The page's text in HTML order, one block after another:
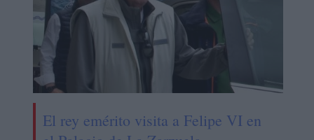
El rey emérito visita a Felipe VI en